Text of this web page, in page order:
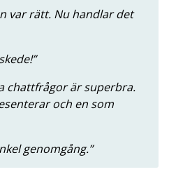
var rätt. Nu handlar det
chattfrågor är superbra.
och en som
genomgång.